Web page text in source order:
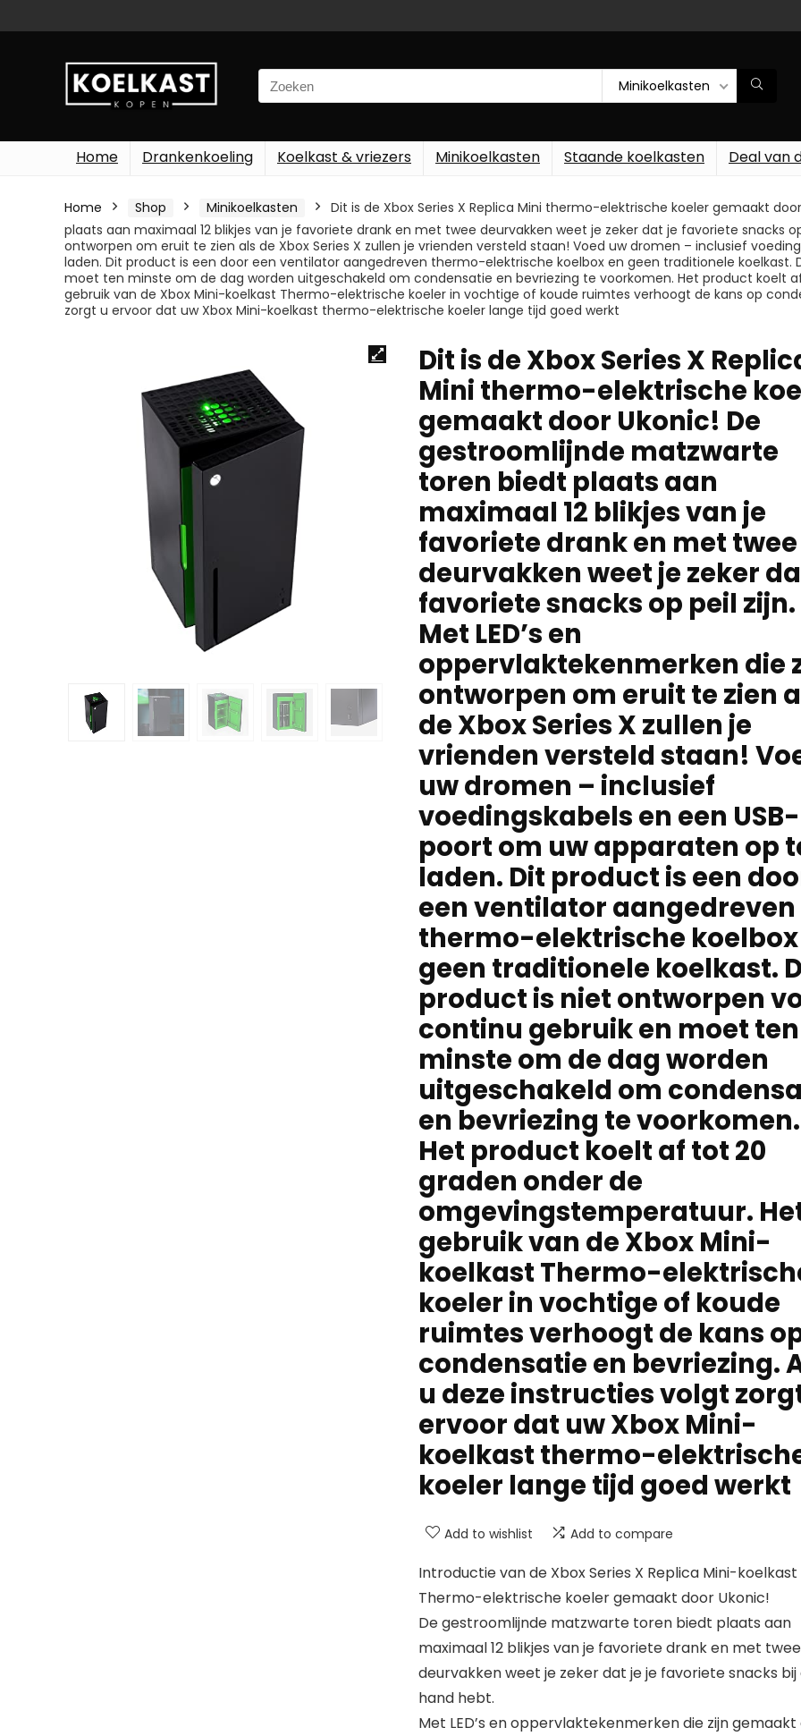
Search
for:
Minikoelkasten
Home Drankenkoeling Koelkast & vriezers Minikoelkasten Staande koelkasten Deal van
Home Shop Minikoelkasten
Dit is de Xbox Series X Replica Mini thermo-elektrische koeler gemaakt
plaats aan maximaal 12 blikjes van je favoriete drank en met twee deurvakken weet je zeker dat je favoriete snacks
ontworpen om eruit te zien als de Xbox Series X zullen je vrienden versteld staan! Voed uw dromen – inclusief
laden. Dit product is een door een ventilator aangedreven thermo-elektrische koelbox en geen traditionele
moet ten minste om de dag worden uitgeschakeld om condensatie en bevriezing te voorkomen. Het product koelt
gebruik van de Xbox Mini-koelkast Thermo-elektrische koeler in vochtige of koude ruimtes verhoogt de kans op
zorgt u ervoor dat uw Xbox Mini-koelkast thermo-elektrische koeler lange tijd goed werkt
Dit is de Xbox Series X
Mini thermo-elektrische
gemaakt door Ukonic! De
gestroomlijnde matzwarte
toren biedt plaats aan
maximaal 12 blikjes van je
favoriete drank en met twee
deurvakken weet je zeker
favoriete snacks op peil zijn.
Met LED’s en
oppervlaktekenmerken die
ontworpen om eruit te zien
de Xbox Series X zullen je
vrienden versteld staan!
uw dromen – inclusief
voedingskabels en een USB-
poort om uw apparaten op
laden. Dit product is een
een ventilator aangedreven
thermo-elektrische koelbox
geen traditionele koelkast.
product is niet ontworpen
continu gebruik en moet ten
minste om de dag worden
uitgeschakeld om
en bevriezing te voorkomen.
Het product koelt af tot 20
graden onder de
omgevingstemperatuur.
gebruik van de Xbox Mini-
koelkast Thermo-
koeler in vochtige of koude
ruimtes verhoogt de kans
condensatie en bevriezing.
u deze instructies volgt
ervoor dat uw Xbox Mini-
koelkast thermo-
koeler lange tijd goed werkt
Add to wishlist Add to compare
Introductie van de Xbox Series X Replica Mini-koelkast
Thermo-elektrische koeler gemaakt door Ukonic!
De gestroomlijnde matzwarte toren biedt plaats aan
maximaal 12 blikjes van je favoriete drank en met twee
deurvakken weet je zeker dat je je favoriete snacks bij
hand hebt.
Met LED’s en oppervlaktekenmerken die zijn